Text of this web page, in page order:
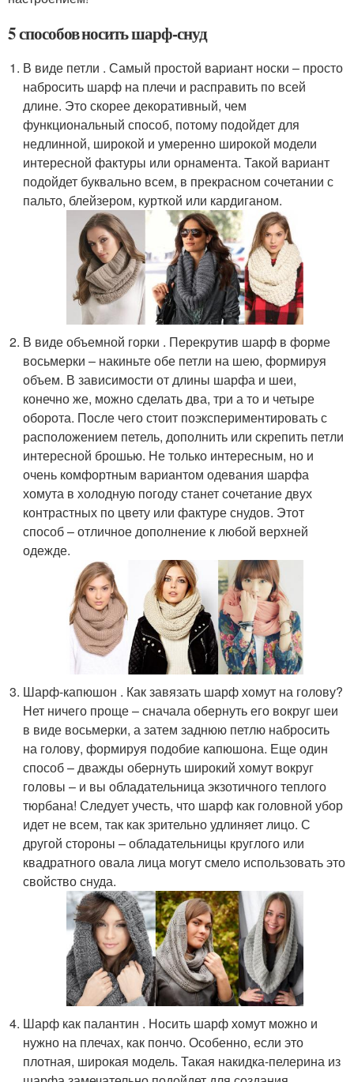
5 способов носить шарф-снуд
В виде петли . Самый простой вариант носки – просто
набросить шарф на плечи и расправить по всей
длине. Это скорее декоративный, чем
функциональный способ, потому подойдет для
недлинной, широкой и умеренно широкой модели
интересной фактуры или орнамента. Такой вариант
подойдет буквально всем, в прекрасном сочетании с
пальто, блейзером, курткой или кардиганом.
В виде объемной горки . Перекрутив шарф в форме
восьмерки – накиньте обе петли на шею, формируя
объем. В зависимости от длины шарфа и шеи,
конечно же, можно сделать два, три а то и четыре
оборота. После чего стоит поэкспериментировать с
расположением петель, дополнить или скрепить петли
интересной брошью. Не только интересным, но и
очень комфортным вариантом одевания шарфа
хомута в холодную погоду станет сочетание двух
контрастных по цвету или фактуре снудов. Этот
способ – отличное дополнение к любой верхней
одежде.
Шарф-капюшон . Как завязать шарф хомут на голову?
Нет ничего проще – сначала обернуть его вокруг шеи
в виде восьмерки, а затем заднюю петлю набросить
на голову, формируя подобие капюшона. Еще один
способ – дважды обернуть широкий хомут вокруг
головы – и вы обладательница экзотичного теплого
тюрбана! Следует учесть, что шарф как головной убор
идет не всем, так как зрительно удлиняет лицо. С
другой стороны – обладательницы круглого или
квадратного овала лица могут смело использовать это
свойство снуда.
Шарф как палантин . Носить шарф хомут можно и
нужно на плечах, как пончо. Особенно, если это
плотная, широкая модель. Такая накидка-пелерина из